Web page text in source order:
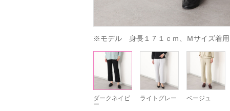
※モデル　身長１７１ｃｍ、Ｍサイズ着用
ダークネイビ
ー
ライトグレー ベージュ